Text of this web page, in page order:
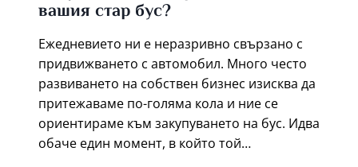
вашия стар бус?
Ежедневието ни е неразривно свързано с
придвижването с автомобил. Много често
развиването на собствен бизнес изисква да
притежаваме по-голяма кола и ние се
ориентираме към закупуването на бус. Идва
обаче един момент, в който той…